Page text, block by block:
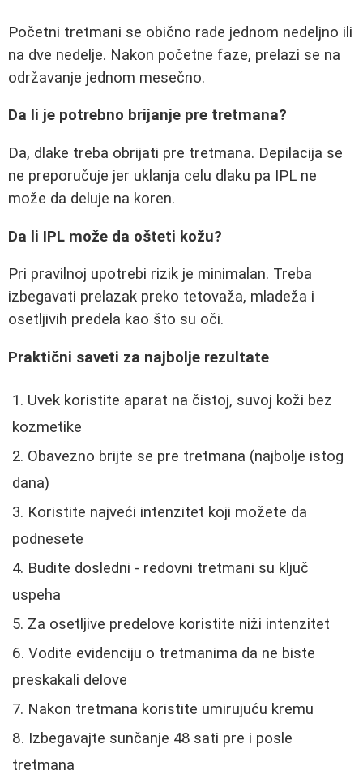
Početni tretmani se obično rade jednom nedeljno ili
na dve nedelje. Nakon početne faze, prelazi se na
održavanje jednom mesečno.
Da li je potrebno brijanje pre tretmana?
Da, dlake treba obrijati pre tretmana. Depilacija se
ne preporučuje jer uklanja celu dlaku pa IPL ne
može da deluje na koren.
Da li IPL može da ošteti kožu?
Pri pravilnoj upotrebi rizik je minimalan. Treba
izbegavati prelazak preko tetovaža, mladeža i
osetljivih predela kao što su oči.
Praktični saveti za najbolje rezultate
Uvek koristite aparat na čistoj, suvoj koži bez
kozmetike
Obavezno brijte se pre tretmana (najbolje istog
dana)
Koristite najveći intenzitet koji možete da
podnesete
Budite dosledni - redovni tretmani su ključ
uspeha
Za osetljive predelove koristite niži intenzitet
Vodite evidenciju o tretmanima da ne biste
preskakali delove
Nakon tretmana koristite umirujuću kremu
Izbegavajte sunčanje 48 sati pre i posle
tretmana